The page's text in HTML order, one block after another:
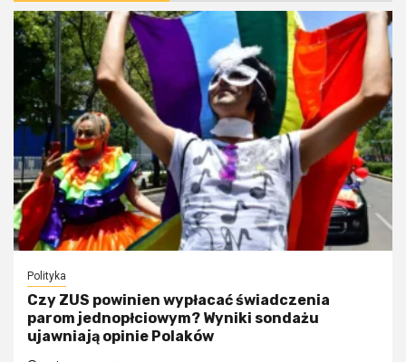
Polityka
Czy ZUS powinien wypłacać świadczenia
parom jednopłciowym? Wyniki sondażu
ujawniają opinie Polaków